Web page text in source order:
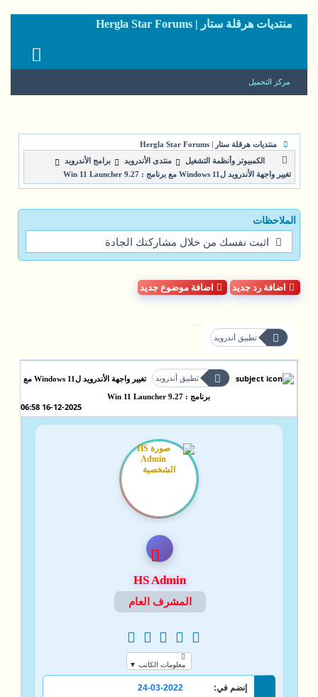
منتديات هرقلة ستار | Hergla Star Forums
مركز التحميل
منتديات هرقلة ستار | Hergla Star Forums
الكمبيوتر وأنظمة التشغيل
منتدى الأندرويد
برامج الأندرويد
تغيير واجهة الأندرويد لWindows 11 مع برنامج : Win 11 Launcher 9.27
الملاحظات
اثبت نفسك من خلال مشاركتك الجادة
اضافة رد جديد اضافة موضوع جديد
تطبيق أندرويد
-->
تطبيق أندرويد تغيير واجهة الأندرويد لWindows 11 مع
برنامج : Win 11 Launcher 9.27
16-12-2025 06:58
HS Admin
المشرف العام
معلومات الكاتب ▼
إنضم في: 24-03-2022